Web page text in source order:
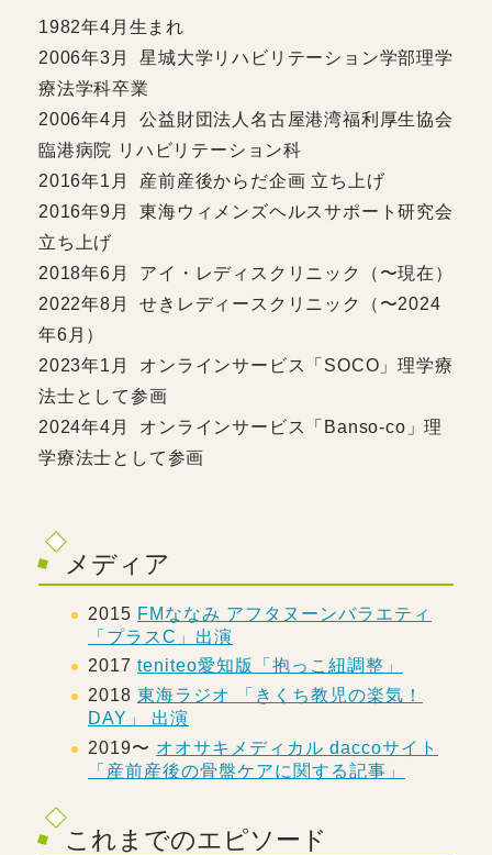
1982年4月生まれ
2006年3月 星城大学リハビリテーション学部理学
療法学科卒業
2006年4月 公益財団法人名古屋港湾福利厚生協会
臨港病院 リハビリテーション科
2016年1月 産前産後からだ企画 立ち上げ
2016年9月 東海ウィメンズヘルスサポート研究会
立ち上げ
2018年6月 アイ・レディスクリニック（〜現在）
2022年8月 せきレディースクリニック（〜2024
年6月）
2023年1月 オンラインサービス「SOCO」理学療
法士として参画
2024年4月 オンラインサービス「Banso-co」理
学療法士として参画
メディア
2015 FMななみ アフタヌーンバラエティ
「プラスC」出演
2017 teniteo愛知版「抱っこ紐調整」
2018 東海ラジオ 「きくち教児の楽気！
DAY」 出演
2019〜 オオサキメディカル daccoサイト
「産前産後の骨盤ケアに関する記事」
これまでのエピソード